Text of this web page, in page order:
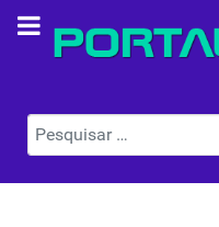
Pesquisar